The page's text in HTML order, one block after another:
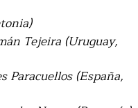
Tejeira (Uruguay,
Paracuellos (España,